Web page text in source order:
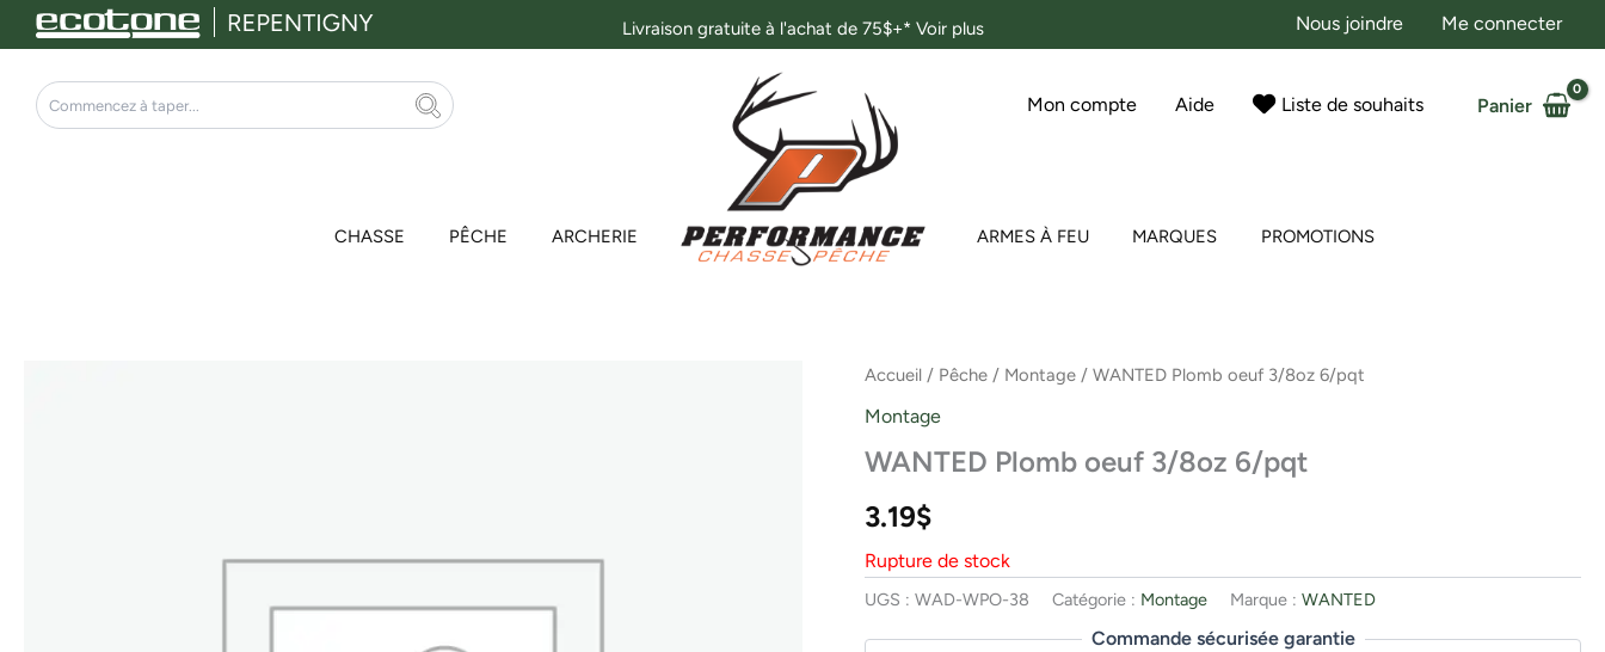
Aller
au
contenu
Livraison gratuite à l'achat de 75$+* Voir plus Nous joindre Me connecter
Rechercher
Mon compte Aide Liste de souhaits Panier
CHASSE PÊCHE ARCHERIE ARMES À FEU MARQUES PROMOTIONS
Accueil / Pêche / Montage / WANTED Plomb oeuf 3/8oz 6/pqt
Montage
WANTED Plomb oeuf 3/8oz 6/pqt
3.19$
Rupture de stock
UGS :WAD-WPO-38 Catégorie : Montage Marque :WANTED
Commande sécurisée garantie